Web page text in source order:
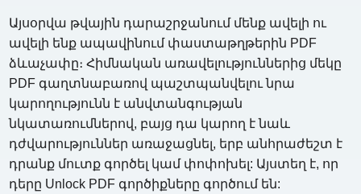
Այսօրվա թվային դարաշրջանում մենք ավելի ու
ավելի ենք ապավինում փաստաթղթերին PDF
ձևաչափը։ Հիմնական առավելություններից մեկը
PDF գաղտնաբառով պաշտպանվելու նրա
կարողությունն է անվտանգության
նկատառումներով, բայց դա կարող է նաև
դժվարություններ առաջացնել, երբ անհրաժեշտ է
դրանք մուտք գործել կամ փոփոխել: Այստեղ է, որ
դերը Unlock PDF գործիքները գործում են: